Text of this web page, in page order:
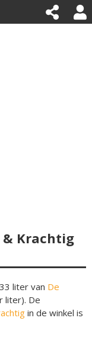
& Krachtig
liter van De
liter). De
in de winkel is